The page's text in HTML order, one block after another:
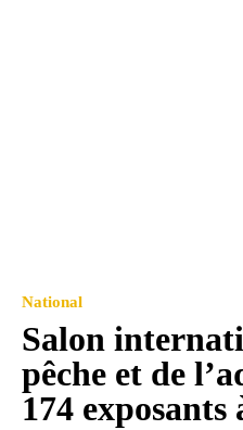
National
Salon
pêche et de
174